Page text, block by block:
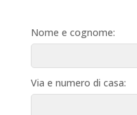
Nome e cognome:
Via e numero di casa: